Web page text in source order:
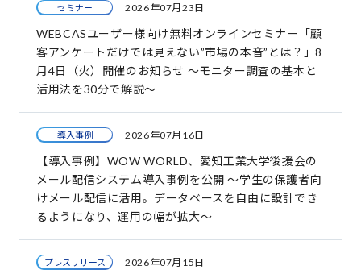
セミナー 2026年07月23日
WEBCASユーザー様向け無料オンラインセミナー「顧
客アンケートだけでは見えない”市場の本音”とは？」8
月4日（火）開催のお知らせ ～モニター調査の基本と
活用法を30分で解説～
導入事例 2026年07月16日
【導入事例】WOW WORLD、愛知工業大学後援会の
メール配信システム導入事例を公開 ～学生の保護者向
けメール配信に活用。データベースを自由に設計でき
るようになり、運用の幅が拡大～
プレスリリース 2026年07月15日